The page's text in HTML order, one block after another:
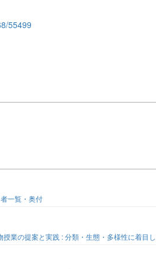
55499
一覧・奥付
業の提案と実践 : 分類・生態・多様性に着目